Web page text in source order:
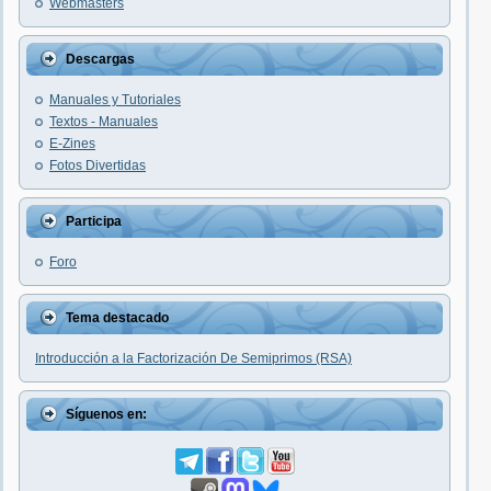
Webmasters
Descargas
Manuales y Tutoriales
Textos - Manuales
E-Zines
Fotos Divertidas
Participa
Foro
Tema destacado
Introducción a la Factorización De Semiprimos (RSA)
Síguenos en: